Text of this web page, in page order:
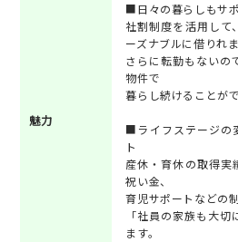
魅力
■日々の暮らしもサ
社割制度を活用して
ーズナブルに借りれま
さらに転勤もないの
物件で
暮らし続けることがで
■ライフステージの
ト
産休・育休の取得
祝い金、
育児サポートなどの
「社員の家族も大
ます。